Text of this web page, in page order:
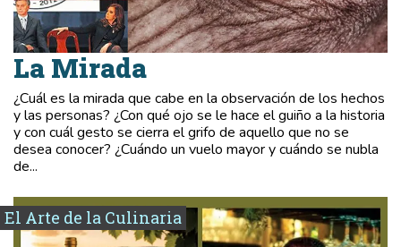
La Mirada
¿Cuál es la mirada que cabe en la observación de los hechos
y las personas? ¿Con qué ojo se le hace el guiño a la historia
y con cuál gesto se cierra el grifo de aquello que no se
desea conocer? ¿Cuándo un vuelo mayor y cuándo se nubla
de...
El Arte de la Culinaria